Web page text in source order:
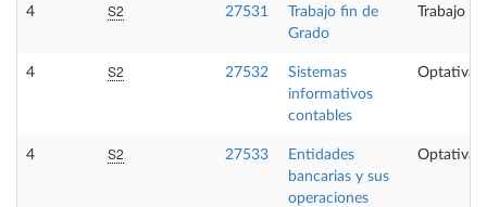
4 S2 27531
Trabajo fin de
Grado
Trabajo
4 S2 27532
Sistemas
informativos
contables
Optativa
4 S2 27533
Entidades
bancarias y sus
operaciones
Optativa